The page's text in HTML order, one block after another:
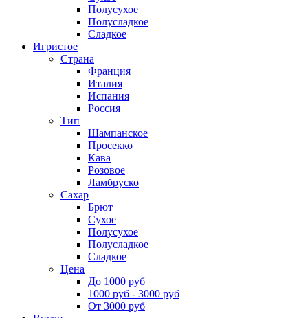
Полусухое
Полусладкое
Сладкое
Игристое
Страна
Франция
Италия
Испания
Россия
Тип
Шампанское
Просекко
Кава
Розовое
Ламбруско
Сахар
Брют
Сухое
Полусухое
Полусладкое
Сладкое
Цена
До 1000 руб
1000 руб - 3000 руб
От 3000 руб